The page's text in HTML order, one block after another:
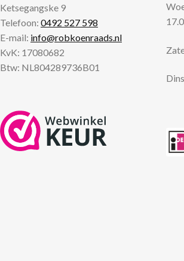
Ketsegangske 9
Telefoon:0492 527 598
E-mail: info@robkoenraads.nl
KvK: 17080682
Btw: NL804289736B01